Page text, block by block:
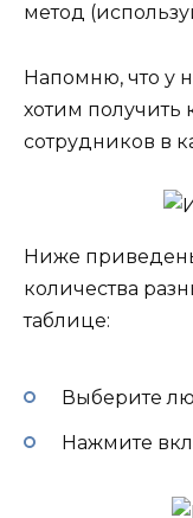
метод
Напомню, что у
хотим получить
сотрудников в
Ниже
количества
таблице:
Выберите
Нажмите